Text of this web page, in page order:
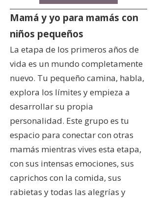
Mamá y yo para mamás con
niños pequeños
La etapa de los primeros años de
vida es un mundo completamente
nuevo. Tu pequeño camina, habla,
explora los límites y empieza a
desarrollar su propia
personalidad. Este grupo es tu
espacio para conectar con otras
mamás mientras vives esta etapa,
con sus intensas emociones, sus
caprichos con la comida, sus
rabietas y todas las alegrías y